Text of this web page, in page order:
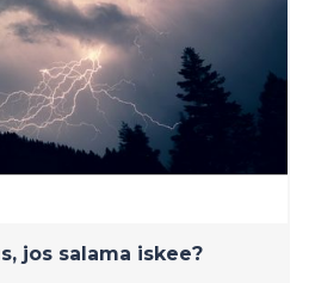
jos salama iskee?